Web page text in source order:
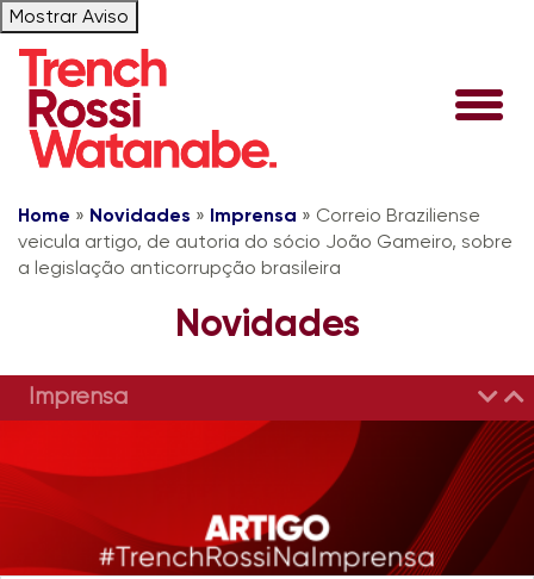
Mostrar Aviso
Home » Novidades » Imprensa » Correio Braziliense
veicula artigo, de autoria do sócio João Gameiro, sobre
a legislação anticorrupção brasileira
Novidades
Imprensa